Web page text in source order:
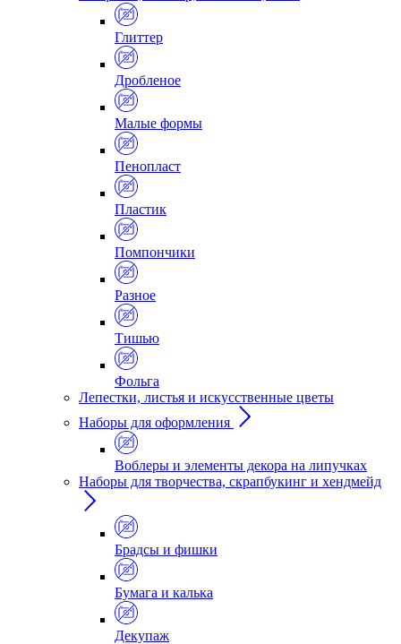
Глиттер
Дробленое
Малые формы
Пенопласт
Пластик
Помпончики
Разное
Тишью
Фольга
Лепестки, листья и искусственные цветы
Наборы для оформления
Воблеры и элементы декора на липучках
Наборы для творчества, скрапбукинг и хендмейд
Брадсы и фишки
Бумага и калька
Декупаж